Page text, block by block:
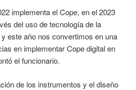
implementa el Cope, en el 2023
del uso de tecnología de la
este año nos convertimos en una
en implementar Cope digital en
el funcionario.
de los instrumentos y el diseño